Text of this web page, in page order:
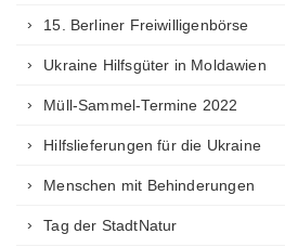
15. Berliner Freiwilligenbörse
Ukraine Hilfsgüter in Moldawien
Müll-Sammel-Termine 2022
Hilfslieferungen für die Ukraine
Menschen mit Behinderungen
Tag der StadtNatur